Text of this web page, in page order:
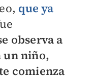
que ya
observa a
un niño,
comienza